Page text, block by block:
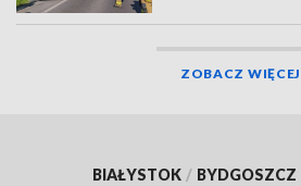
ZOBACZ WIĘCEJ
BIAŁYSTOK / BYDGOSZCZ